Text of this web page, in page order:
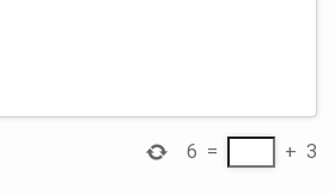
3
+
=
6